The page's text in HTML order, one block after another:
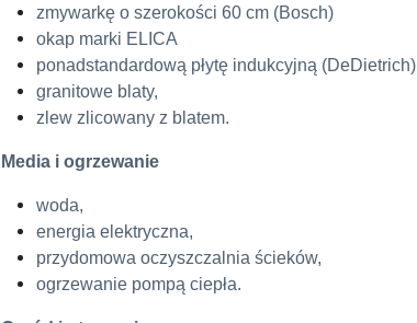
zmywarkę o szerokości 60 cm (Bosch)
okap marki ELICA
ponadstandardową płytę indukcyjną (DeDietrich)
granitowe blaty,
zlew zlicowany z blatem.
Media i ogrzewanie
woda,
energia elektryczna,
przydomowa oczyszczalnia ścieków,
ogrzewanie pompą ciepła.